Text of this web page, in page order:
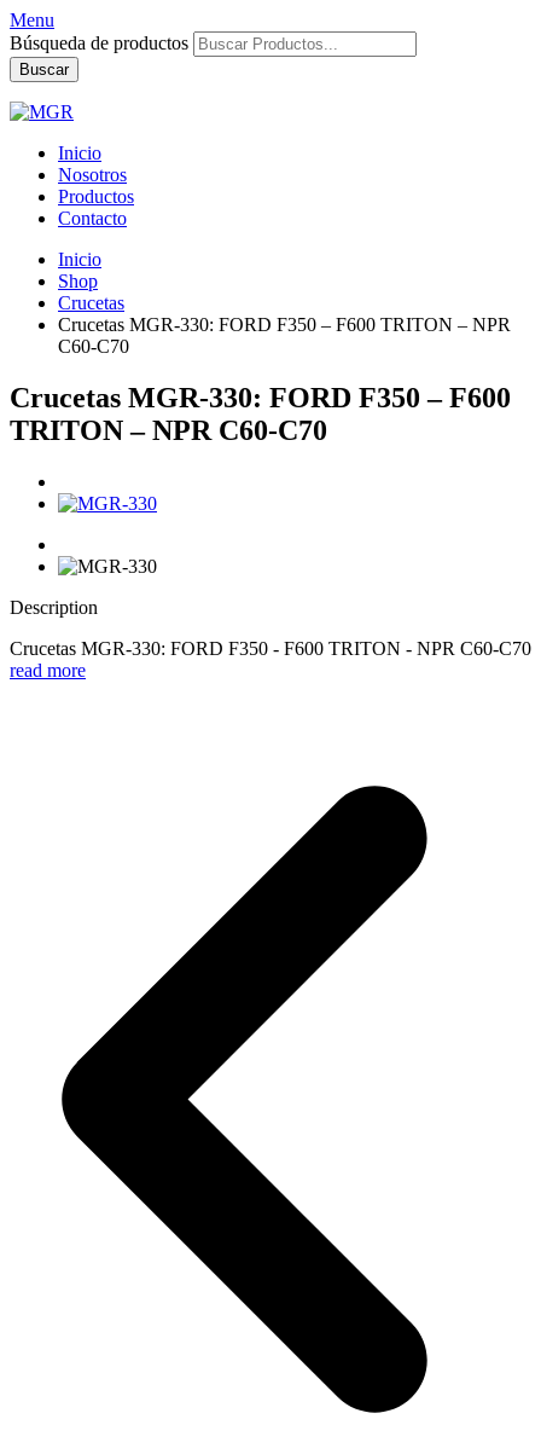
Menu
Búsqueda de productos
Buscar
Inicio
Nosotros
Productos
Contacto
Inicio
Shop
Crucetas
Crucetas MGR-330: FORD F350 – F600 TRITON – NPR
C60-C70
Crucetas MGR-330: FORD F350 – F600
TRITON – NPR C60-C70
Description
Crucetas MGR-330: FORD F350 - F600 TRITON - NPR C60-C70
read more